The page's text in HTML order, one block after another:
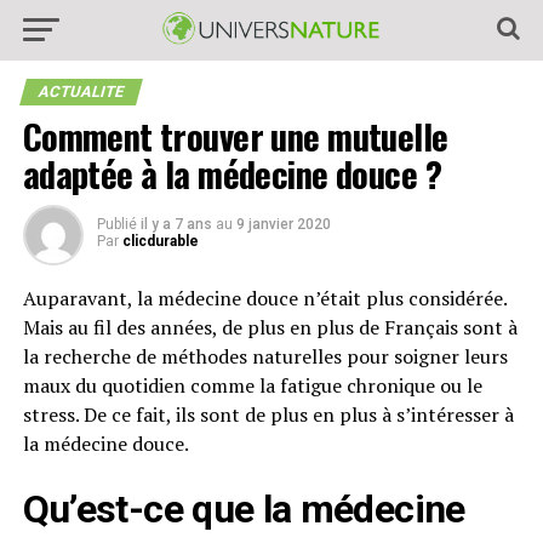
ACTUALITE
Comment trouver une mutuelle
adaptée à la médecine douce ?
Publié il y a 7 ans au 9 janvier 2020
Par clicdurable
Auparavant, la médecine douce n’était plus considérée.
Mais au fil des années, de plus en plus de Français sont à
la recherche de méthodes naturelles pour soigner leurs
maux du quotidien comme la fatigue chronique ou le
stress. De ce fait, ils sont de plus en plus à s’intéresser à
la médecine douce.
Qu’est-ce que la médecine